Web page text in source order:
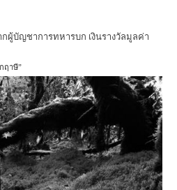
กผู้บัญชาการทหารบก เงินรางวัลมูลค่า
ฤาษี”